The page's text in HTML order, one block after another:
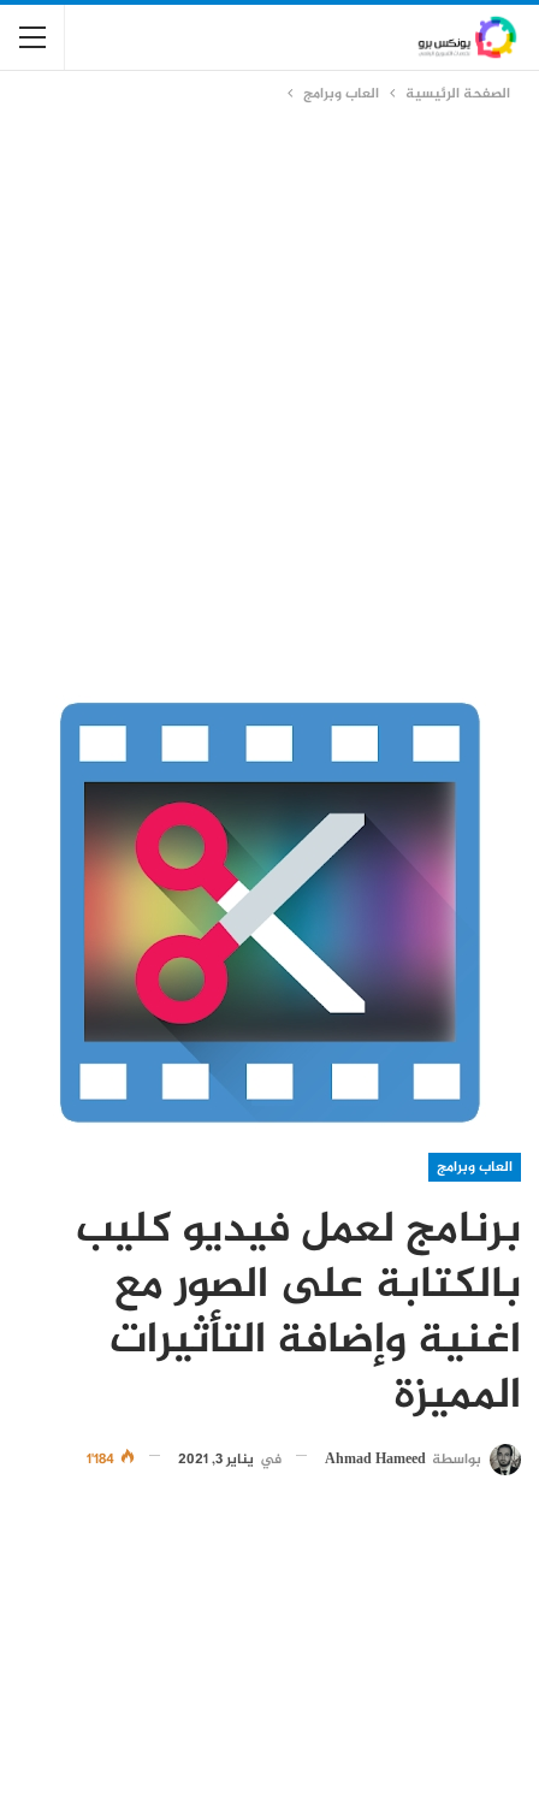
الصفحة الرئيسية العاب وبرامج
العاب وبرامج
برنامج لعمل فيديو كليب
بالكتابة على الصور مع
اغنية وإضافة التأثيرات
المميزة
بواسطة Ahmad Hameed في يناير 3, 2021